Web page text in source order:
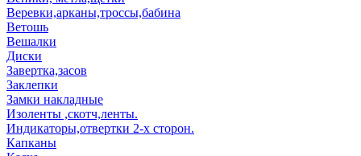
Веревки,арканы,троссы,бабина
Ветошь
Вешалки
Диски
Завертка,засов
Заклепки
Замки накладные
Изоленты ,скотч,ленты.
Индикаторы,отвертки 2-х сторон.
Капканы